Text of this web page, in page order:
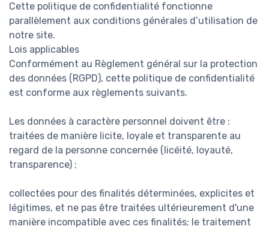
Cette politique de confidentialité fonctionne
parallèlement aux conditions générales d’utilisation de
notre site.
Lois applicables
Conformément au Règlement général sur la protection
des données (RGPD), cette politique de confidentialité
est conforme aux règlements suivants.
Les données à caractère personnel doivent être :
traitées de manière licite, loyale et transparente au
regard de la personne concernée (licéité, loyauté,
transparence) ;
collectées pour des finalités déterminées, explicites et
légitimes, et ne pas être traitées ultérieurement d'une
manière incompatible avec ces finalités; le traitement